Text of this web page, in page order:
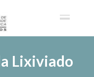
Lixiviado